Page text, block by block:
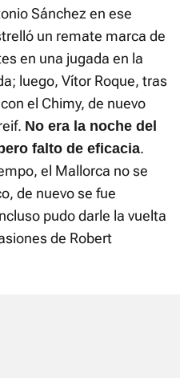
Sánchez en ese
un remate marca de
en una jugada en la
luego, Vítor Roque, tras
el Chimy, de nuevo
No era la noche del
falto de eficacia.
el Mallorca no se
de nuevo se fue
pudo darle la vuelta
de Robert